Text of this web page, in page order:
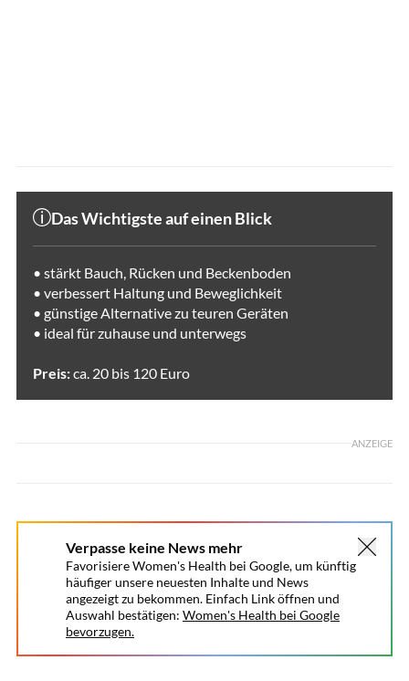
Das Wichtigste auf einen Blick
• stärkt Bauch, Rücken und Beckenboden
• verbessert Haltung und Beweglichkeit
• günstige Alternative zu teuren Geräten
• ideal für zuhause und unterwegs
Preis:ca. 20 bis 120 Euro
ANZEIGE
Verpasse keine News mehr
Favorisiere Women's Health bei Google, um künftig
häufiger unsere neuesten Inhalte und News
angezeigt zu bekommen. Einfach Link öffnen und
Auswahl bestätigen: Women's Health bei Google
bevorzugen.